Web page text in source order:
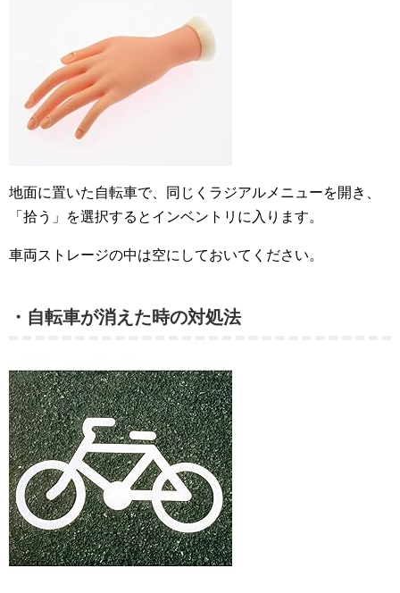
地面に置いた自転車で、同じくラジアルメニューを開き、
「拾う」を選択するとインベントリに入ります。
車両ストレージの中は空にしておいてください。
・自転車が消えた時の対処法